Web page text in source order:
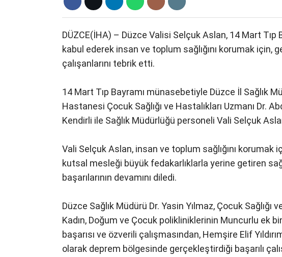
DÜZCE(İHA) – Düzce Valisi Selçuk Aslan, 14 Mart Tıp
kabul ederek insan ve toplum sağlığını korumak için,
çalışanlarını tebrik etti.
14 Mart Tıp Bayramı münasebetiyle Düzce İl Sağlık
Hastanesi Çocuk Sağlığı ve Hastalıkları Uzmanı Dr.
Kendirli ile Sağlık Müdürlüğü personeli Vali Selçuk
Vali Selçuk Aslan, insan ve toplum sağlığını korumak
kutsal mesleği büyük fedakarlıklarla yerine getiren
başarılarının devamını diledi.
Düzce Sağlık Müdürü Dr. Yasin Yılmaz, Çocuk Sağlığı
Kadın, Doğum ve Çocuk polikliniklerinin Muncurlu ek
başarısı ve özverili çalışmasından, Hemşire Elif
olarak deprem bölgesinde gerçekleştirdiği başarılı